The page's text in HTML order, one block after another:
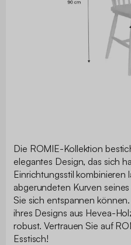
Die ROMIE-Kollektion
elegantes Design, das sich
Einrichtungsstil kombinieren
abgerundeten Kurven
Sie sich entspannen
ihres Designs aus Hevea-
robust. Vertrauen Sie auf
Esstisch!